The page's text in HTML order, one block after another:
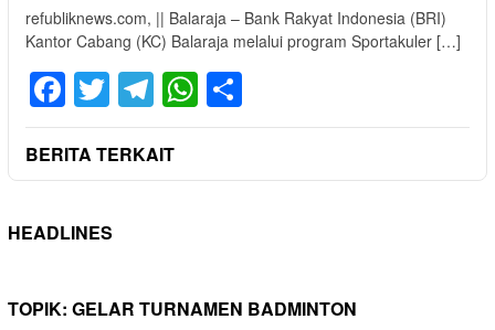
refubliknews.com, || Balaraja – Bank Rakyat Indonesia (BRI)
Kantor Cabang (KC) Balaraja melalui program Sportakuler […]
Facebook
Twitter
Telegram
WhatsApp
BERITA TERKAIT
HEADLINES
TOPIK: GELAR TURNAMEN BADMINTON